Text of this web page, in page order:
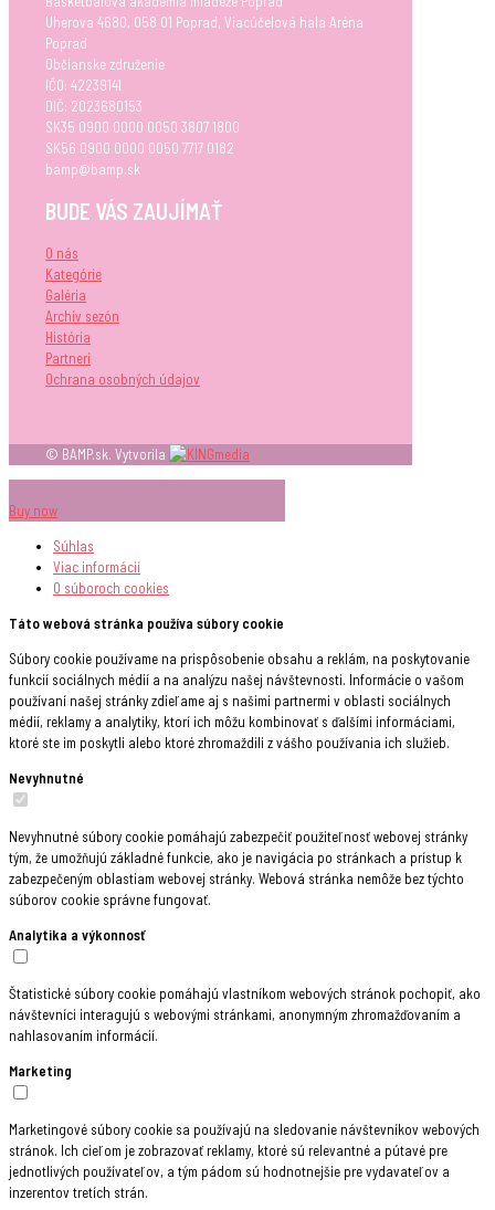
Uherova 4680, 058 01 Poprad, Viacúčelová hala Aréna
Poprad
Občianske združenie
IČO: 42239141
DIČ: 2023680153
SK35 0900 0000 0050 3807 1800
SK56 0900 0000 0050 7717 0182
bamp@bamp.sk
BUDE VÁS ZAUJÍMAŤ
O nás
Kategórie
Galéria
Archív sezón
História
Partneri
Ochrana osobných údajov
© BAMP.sk. Vytvorila
Buy now
Súhlas
Viac informácií
O súboroch cookies
Táto webová stránka používa súbory cookie
Súbory cookie používame na prispôsobenie obsahu a reklám, na poskytovanie
funkcií sociálnych médií a na analýzu našej návštevnosti. Informácie o vašom
používaní našej stránky zdieľame aj s našimi partnermi v oblasti sociálnych
médií, reklamy a analytiky, ktorí ich môžu kombinovať s ďalšími informáciami,
ktoré ste im poskytli alebo ktoré zhromaždili z vášho používania ich služieb.
Nevyhnutné
Nevyhnutné súbory cookie pomáhajú zabezpečiť použiteľnosť webovej stránky
tým, že umožňujú základné funkcie, ako je navigácia po stránkach a prístup k
zabezpečeným oblastiam webovej stránky. Webová stránka nemôže bez týchto
súborov cookie správne fungovať.
Analytika a výkonnosť
Štatistické súbory cookie pomáhajú vlastníkom webových stránok pochopiť, ako
návštevníci interagujú s webovými stránkami, anonymným zhromažďovaním a
nahlasovaním informácií.
Marketing
Marketingové súbory cookie sa používajú na sledovanie návštevníkov webových
stránok. Ich cieľom je zobrazovať reklamy, ktoré sú relevantné a pútavé pre
jednotlivých používateľov, a tým pádom sú hodnotnejšie pre vydavateľov a
inzerentov tretích strán.